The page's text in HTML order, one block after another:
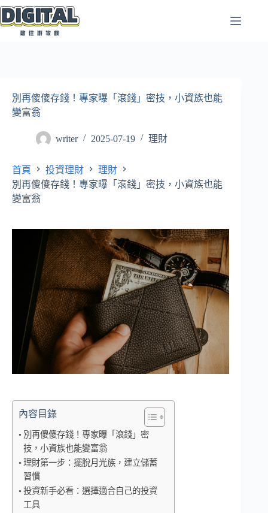
跳
至
別再傻傻存錢！專家曝「滾錢」密技，小資族也能
變富翁
writer 2025-07-19 理財
首頁 投資理財
理財
別再傻傻存錢！專家曝「滾錢」密技，小資族也能
變富翁
內容目錄
別再傻傻存錢！專家曝「滾錢」密
技，小資族也能變富翁
理財第一步：擺脫月光族，建立儲蓄
習慣
投資新手必看：選擇適合自己的投資
工具